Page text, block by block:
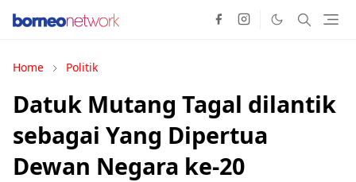
Home Politik
Datuk Mutang Tagal dilantik
sebagai Yang Dipertua
Dewan Negara ke-20